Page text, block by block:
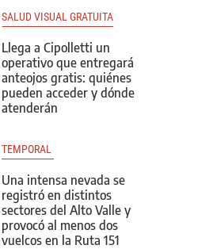
SALUD VISUAL GRATUITA
Llega a Cipolletti un
operativo que entregará
anteojos gratis: quiénes
pueden acceder y dónde
atenderán
TEMPORAL
Una intensa nevada se
registró en distintos
sectores del Alto Valle y
provocó al menos dos
vuelcos en la Ruta 151